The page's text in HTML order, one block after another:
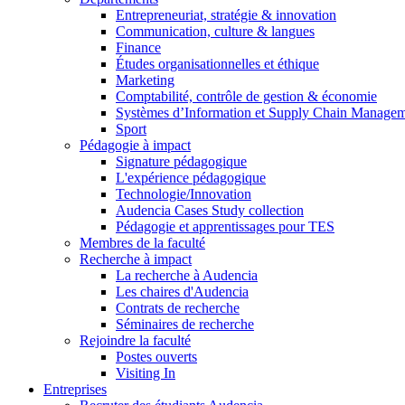
Entrepreneuriat, stratégie & innovation
Communication, culture & langues
Finance
Études organisationnelles et éthique
Marketing
Comptabilité, contrôle de gestion & économie
Systèmes d’Information et Supply Chain
Sport
Pédagogie à impact
Signature pédagogique
L'expérience pédagogique
Technologie/Innovation
Audencia Cases Study collection
Pédagogie et apprentissages pour TES
Membres de la faculté
Recherche à impact
La recherche à Audencia
Les chaires d'Audencia
Contrats de recherche
Séminaires de recherche
Rejoindre la faculté
Postes ouverts
Visiting In
Entreprises